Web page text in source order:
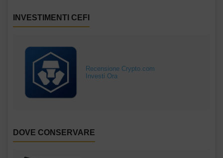
INVESTIMENTI CEFI
Recensione Crypto.com
Investi Ora
DOVE CONSERVARE